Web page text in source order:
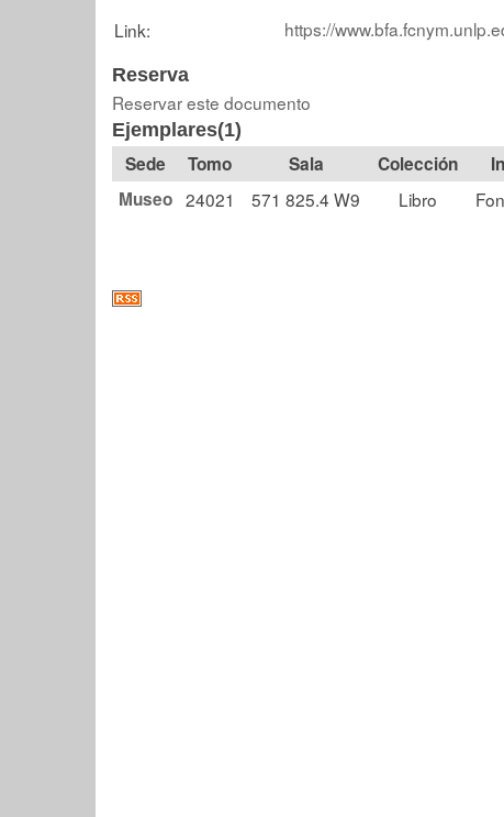
Link: https://
Reserva
Reservar este documento
Ejemplares(1)
Tomo Sala Colección
Museo 24021 571 825.4 W9 Libro